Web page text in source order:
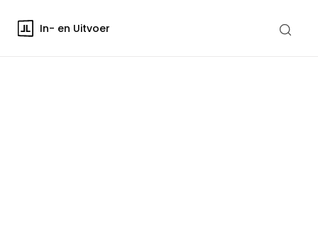
In- en Uitvoer